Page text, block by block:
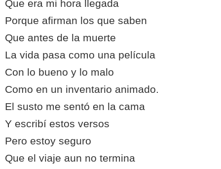
Que era mi hora llegada
Porque afirman los que saben
Que antes de la muerte
La vida pasa como una película
Con lo bueno y lo malo
Como en un inventario animado.
El susto me sentó en la cama
Y escribí estos versos
Pero estoy seguro
Que el viaje aun no termina